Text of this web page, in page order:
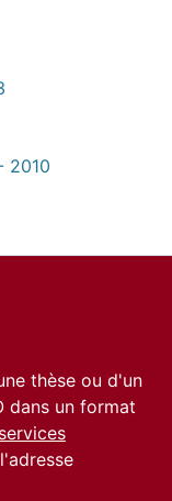
2010
thèse ou d'un
dans un format
services